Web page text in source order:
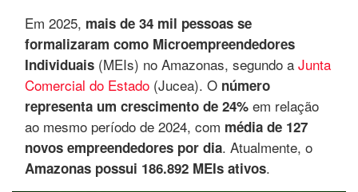
Em 2025, mais de 34 mil pessoas se
formalizaram como Microempreendedores
Individuais (MEIs) no Amazonas, segundo a Junta
Comercial do Estado (Jucea). O número
representa um crescimento de 24% em relação
ao mesmo período de 2024, com média de 127
novos empreendedores por dia. Atualmente, o
Amazonas possui 186.892 MEIs ativos.